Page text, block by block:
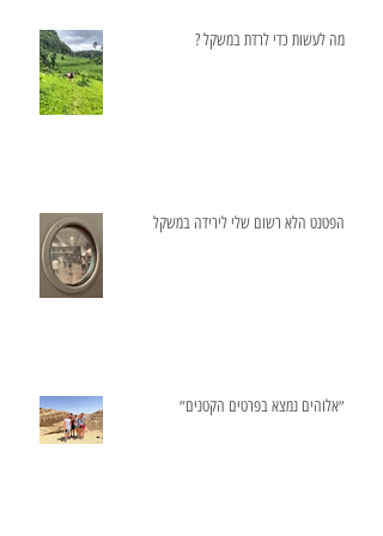
מה לעשות כדי לרדת במשקל ?
הפטנט הלא רשום שלי לירידה במשקל
״אלוהים נמצא בפרטים הקטנים״